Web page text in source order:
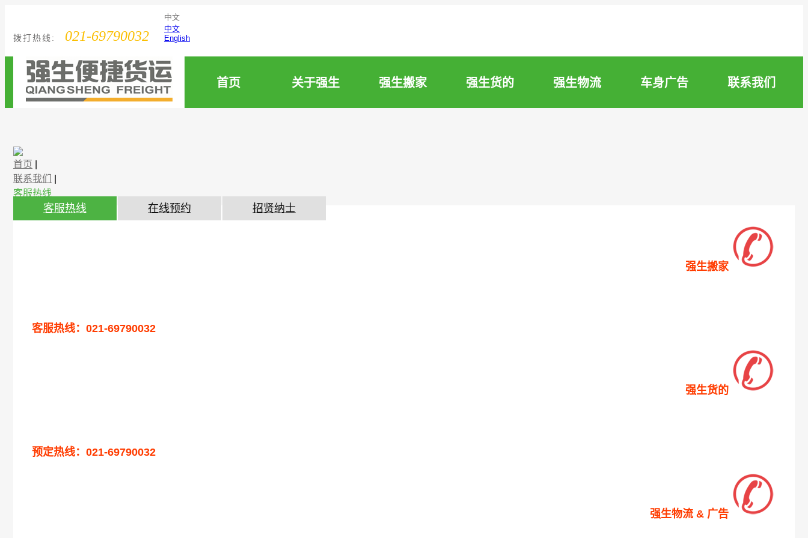
拨打热线: 021-69790032
中文
中文
English
首页 关于强生 强生搬家 强生货的 强生物流 车身广告 联系我们
首页
联系我们
客服热线
客服热线 在线预约 招贤纳士
强生搬家
客服热线：021-69790032
强生货的
预定热线：021-69790032
强生物流 & 广告